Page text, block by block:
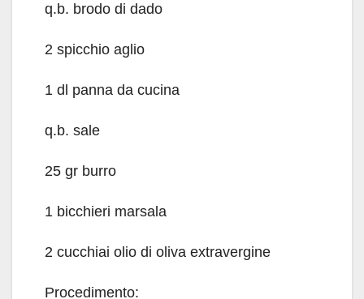
q.b. brodo di dado
2 spicchio aglio
1 dl panna da cucina
q.b. sale
25 gr burro
1 bicchieri marsala
2 cucchiai olio di oliva extravergine
Procedimento: